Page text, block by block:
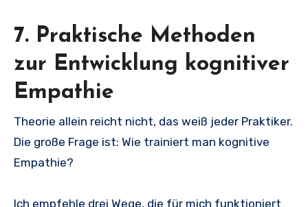
7. Praktische Methoden
zur Entwicklung kognitiver
Empathie
Theorie allein reicht nicht, das weiß jeder Praktiker.
Die große Frage ist: Wie trainiert man kognitive
Empathie?
Ich empfehle drei Wege, die für mich funktioniert